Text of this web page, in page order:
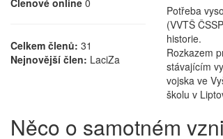
Členové online 0
Celkem členů: 31
Nejnovější člen: LaciZa
Potřeba
(VVTŠ
historie.
Rozkazem
stávajícím
vojska ve
školu v
Něco o samotném